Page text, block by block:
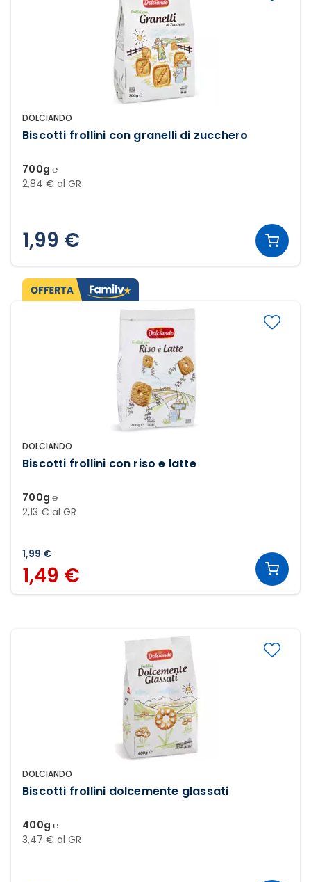
DOLCIANDO
Biscotti frollini con granelli di zucchero
700g ℮
2,84 € al GR
1,99 €
DOLCIANDO
Biscotti frollini con riso e latte
700g ℮
2,13 € al GR
1,99 €
1,49 €
DOLCIANDO
Biscotti frollini dolcemente glassati
400g ℮
3,47 € al GR